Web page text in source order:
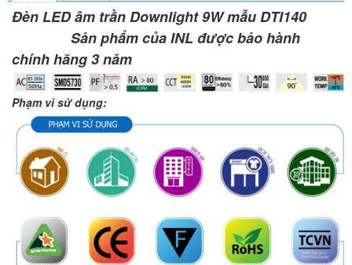
Đèn LED âm trần Downlight 9W mẫu DTI140
Sản phẩm của INL được bảo hành
chính hãng 3 năm
Phạm vi sử dụng: